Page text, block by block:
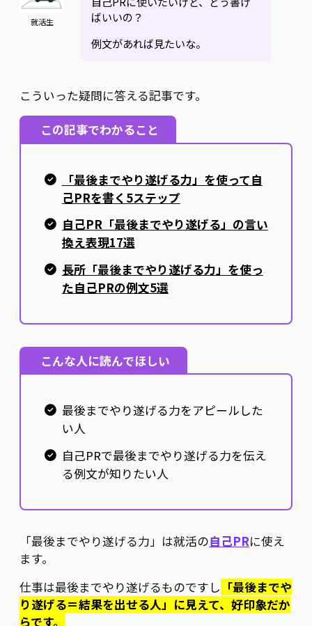
就活生
ばいいの？
例文があれば見たいな。
こういった疑問に答える記事です。
この記事でわかること
「最後までやり遂げる力」を使って自
己PRを書く5ステップ
自己PR「最後までやり遂げる」の言い
換え表現17選
長所「最後までやり遂げる力」を使っ
た自己PRの例文5選
こんな人に読んでほしい
最後までやり遂げる力をアピールした
い人
自己PRで最後までやり遂げる力を伝え
る例文が知りたい人
「最後までやり遂げる力」は就活の自己PRに使え
ます。
仕事は最後までやり遂げるものですし 「最後までや
り遂げる＝結果を出せる人」に見えて、好印象だか
らです。